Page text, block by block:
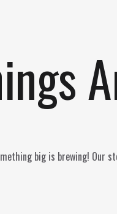
big is brewing! Our